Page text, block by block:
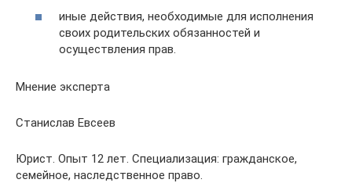
иные действия, необходимые для исполнения
своих родительских обязанностей и
осуществления прав.
Мнение эксперта
Станислав Евсеев
Юрист. Опыт 12 лет. Специализация: гражданское,
семейное, наследственное право.